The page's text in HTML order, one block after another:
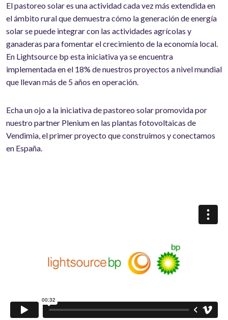
El pastoreo solar es una actividad cada vez más extendida en
el ámbito rural que demuestra cómo la generación de energía
solar se puede integrar con las actividades agrícolas y
ganaderas para fomentar el crecimiento de la economía local.
En Lightsource bp esta iniciativa ya se encuentra
implementada en el 18% de nuestros proyectos a nivel mundial
que llevan más de 5 años en operación.
Echa un ojo a la iniciativa de pastoreo solar promovida por
nuestro partner Plenium en las plantas fotovoltaicas de
Vendimia, el primer proyecto que construimos y conectamos
en España.